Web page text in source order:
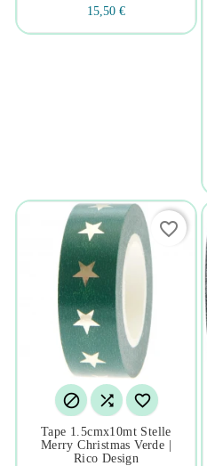
15,50 €
  
Tape 1.5cmx10mt Stelle
Merry Christmas Verde |
Rico Design
favorite_border